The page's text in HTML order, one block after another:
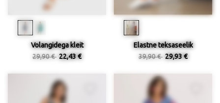
Volangidega kleit
29,90 € 22,43 €
Elastne teksaseelik
39,90 € 29,93 €